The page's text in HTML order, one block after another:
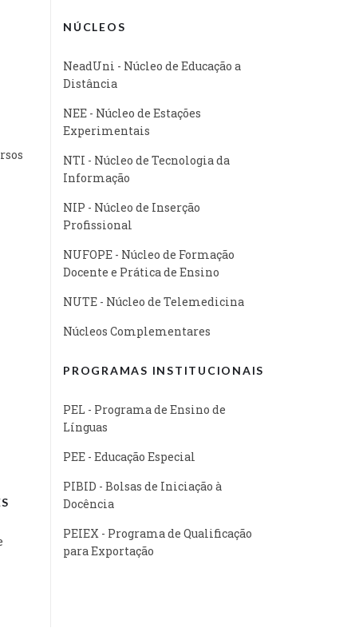
NÚCLEOS
NeadUni - Núcleo de Educação a
Distância
NEE - Núcleo de Estações
Experimentais
NTI - Núcleo de Tecnologia da
Informação
NIP - Núcleo de Inserção
Profissional
NUFOPE - Núcleo de Formação
Docente e Prática de Ensino
NUTE - Núcleo de Telemedicina
Núcleos Complementares
PROGRAMAS INSTITUCIONAIS
PEL - Programa de Ensino de
Línguas
PEE - Educação Especial
PIBID - Bolsas de Iniciação à
Docência
PEIEX - Programa de Qualificação
para Exportação